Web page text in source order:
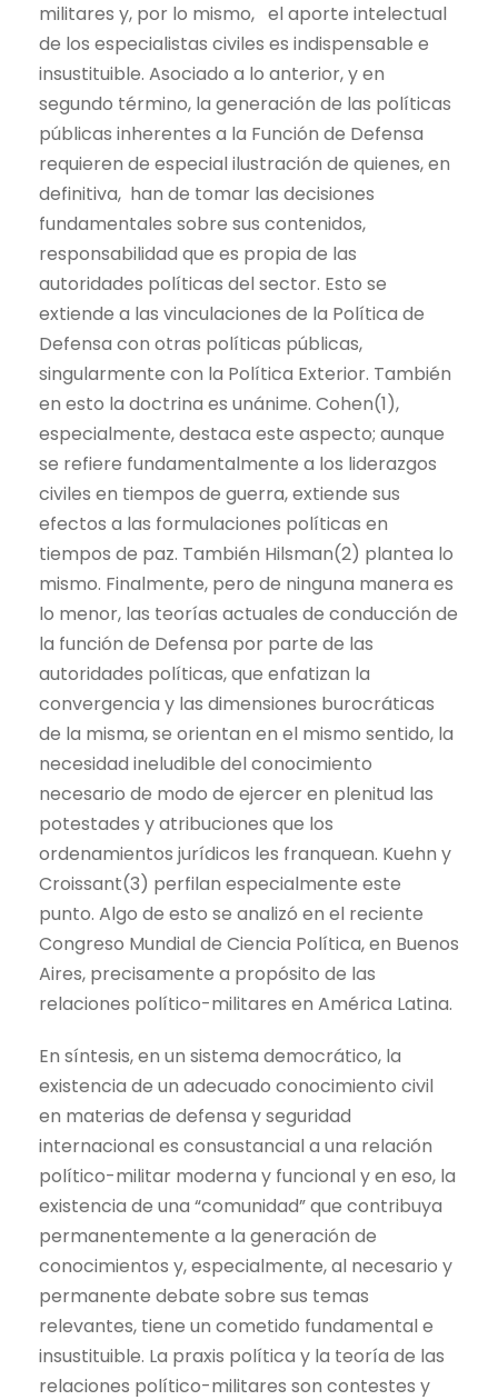
militares y, por lo mismo, el aporte intelectual
de los especialistas civiles es indispensable e
insustituible. Asociado a lo anterior, y en
segundo término, la generación de las políticas
públicas inherentes a la Función de Defensa
requieren de especial ilustración de quienes, en
definitiva, han de tomar las decisiones
fundamentales sobre sus contenidos,
responsabilidad que es propia de las
autoridades políticas del sector. Esto se
extiende a las vinculaciones de la Política de
Defensa con otras políticas públicas,
singularmente con la Política Exterior. También
en esto la doctrina es unánime. Cohen(1),
especialmente, destaca este aspecto; aunque
se refiere fundamentalmente a los liderazgos
civiles en tiempos de guerra, extiende sus
efectos a las formulaciones políticas en
tiempos de paz. También Hilsman(2) plantea lo
mismo. Finalmente, pero de ninguna manera es
lo menor, las teorías actuales de conducción de
la función de Defensa por parte de las
autoridades políticas, que enfatizan la
convergencia y las dimensiones burocráticas
de la misma, se orientan en el mismo sentido, la
necesidad ineludible del conocimiento
necesario de modo de ejercer en plenitud las
potestades y atribuciones que los
ordenamientos jurídicos les franquean. Kuehn y
Croissant(3) perfilan especialmente este
punto. Algo de esto se analizó en el reciente
Congreso Mundial de Ciencia Política, en Buenos
Aires, precisamente a propósito de las
relaciones político-militares en América Latina.
En síntesis, en un sistema democrático, la
existencia de un adecuado conocimiento civil
en materias de defensa y seguridad
internacional es consustancial a una relación
político-militar moderna y funcional y en eso, la
existencia de una “comunidad” que contribuya
permanentemente a la generación de
conocimientos y, especialmente, al necesario y
permanente debate sobre sus temas
relevantes, tiene un cometido fundamental e
insustituible. La praxis política y la teoría de las
relaciones político-militares son contestes y